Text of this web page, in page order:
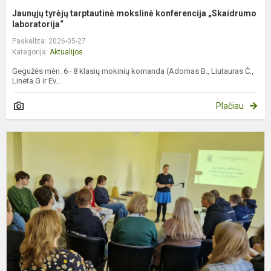
Jaunųjų tyrėjų tarptautinė mokslinė konferencija „Skaidrumo
laboratorija“
Paskelbta: 2026-05-27
Kategorija: Aktualijos
Gegužės mėn. 6–8 klasių mokinių komanda (Adomas B., Liutauras Č.,
Lineta G ir Ev...
Plačiau